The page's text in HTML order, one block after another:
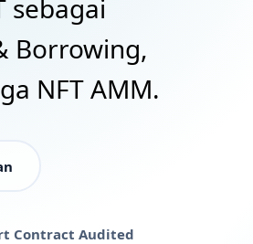
sebagai
Borrowing,
NFT AMM.
Contract Audited